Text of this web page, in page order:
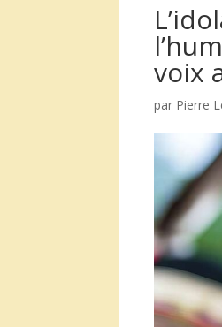
voix
par Pierre